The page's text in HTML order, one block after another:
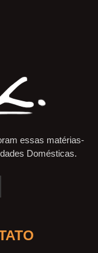
essas matérias-
Domésticas.